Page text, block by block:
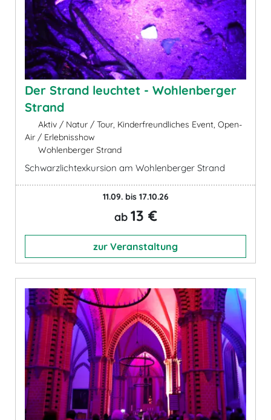
Der Strand leuchtet - Wohlenberger
Strand
Aktiv / Natur / Tour, Kinderfreundliches Event, Open-
Air / Erlebnisshow
Wohlenberger Strand
Schwarzlichtexkursion am Wohlenberger Strand
11.09. bis 17.10.26
ab 13 €
zur Veranstaltung